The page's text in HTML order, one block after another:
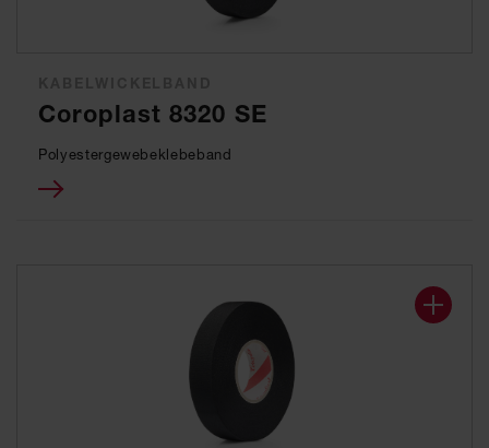
Coroplast 8320 SE
Polyestergewebeklebeband